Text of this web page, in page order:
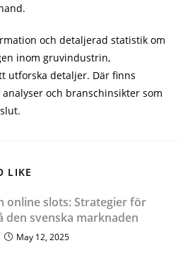
och detaljerad statistik om
inom gruvindustrin,
utforska detaljer. Där finns
och branschinsikter som
LIKE
online slots: Strategier för
den svenska marknaden
May 12, 2025